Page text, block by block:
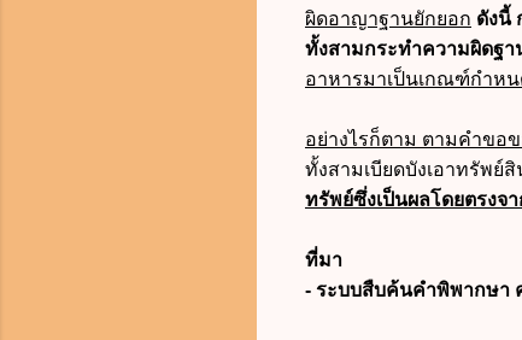
ผิดอาญาฐานยักยอก ดังนี้
ทั้งสามกระทำความผิดฐ
อาหารมาเป็นเกณฑ์กำหน
อย่างไรก็ตาม ตามคำขอ
ทั้งสามเบียดบังเอาทรัพย์
ทรัพย์ซึ่งเป็นผลโดยตรงจ
ที่มา
- ระบบสืบค้นคำพิพากษา